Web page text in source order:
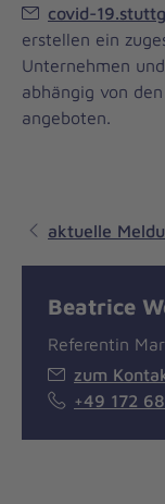
covid-
erstellen ein
Unternehmen
abhängig von
angeboten.
aktuelle
Beatrice
Referentin
zum
+49 172